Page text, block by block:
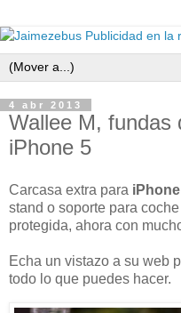
4 abr 2013
Wallee M, fundas
iPhone 5
Carcasa extra para
stand o soporte para
protegida, ahora con
Echa un vistazo a su web
todo lo que puedes hacer.